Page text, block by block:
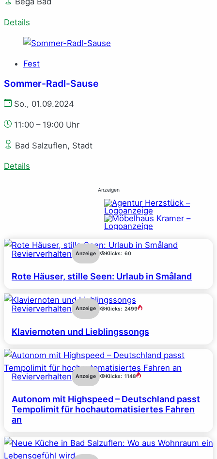
Details
Fest
Sommer-Radl-Sause
So., 01.09.2024
11:00 – 19:00 Uhr
Bad Salzuflen, Stadt
Details
Anzeigen
Revierverhalten Anzeige Klicks: 60
Rote Häuser, stille Seen: Urlaub in Småland
Revierverhalten Anzeige Klicks: 2499
Klaviernoten und Lieblingssongs
Revierverhalten Anzeige Klicks: 1148
Autonom mit Highspeed – Deutschland passt
Tempolimit für hochautomatisiertes Fahren
an